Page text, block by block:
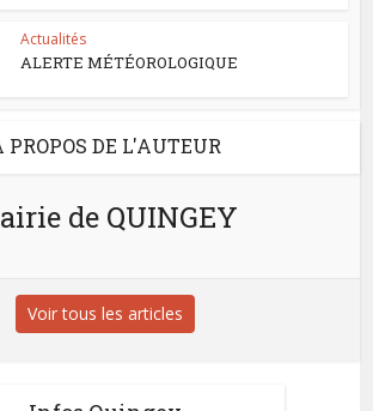
Actualités
ALERTE MÉTÉOROLOGIQUE
PROPOS DE L'AUTEUR
de QUINGEY
Voir tous les articles